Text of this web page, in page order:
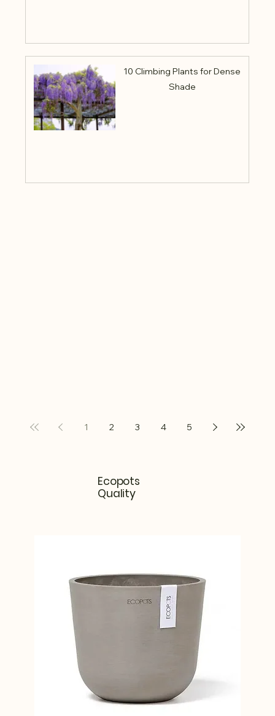
10 Climbing Plants for Dense
Shade
1 2 3 4 5
Ecopots
Quality